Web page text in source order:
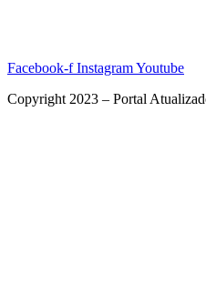
Facebook-f InstagramYoutube
Copyright 2023 – Portal